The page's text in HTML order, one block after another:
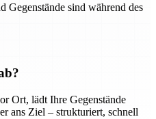
Gegenstände sind während des
Ort, lädt Ihre Gegenstände
ans Ziel – strukturiert, schnell